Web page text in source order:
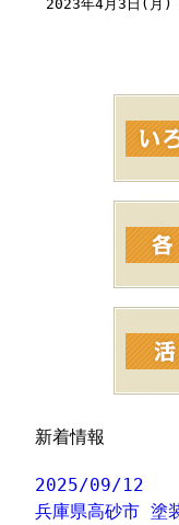
2023年4月3日(月)
新着情報
2025/09/12
兵庫県高砂市 塗